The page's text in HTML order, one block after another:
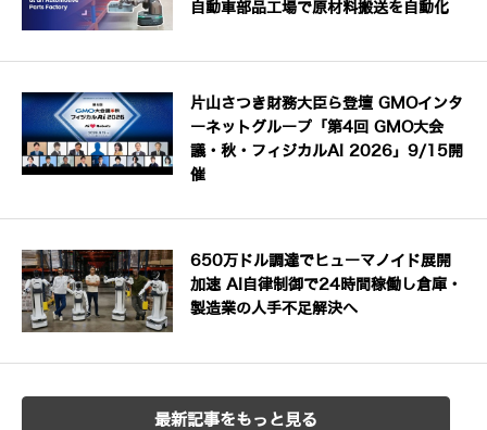
自動車部品工場で原材料搬送を自動化
片山さつき財務大臣ら登壇 GMOインタ
ーネットグループ「第4回 GMO大会
議・秋・フィジカルAI 2026」9/15開
催
650万ドル調達でヒューマノイド展開
加速 AI自律制御で24時間稼働し倉庫・
製造業の人手不足解決へ
最新記事をもっと見る